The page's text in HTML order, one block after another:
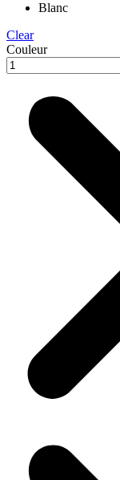
Blanc
Clear
Couleur